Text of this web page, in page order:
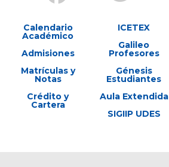
Calendario
Académico
Admisiones
Matrículas y
Notas
Crédito y
Cartera
ICETEX
Galileo
Profesores
Génesis
Estudiantes
Aula Extendida
SIGIIP UDES